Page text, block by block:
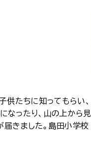
たちに知ってもらい、
なったり、山の上から見
届きました。島田小学校